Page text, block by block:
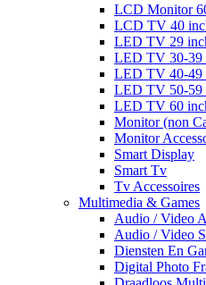
LCD Monitor
LCD TV 40
LED TV 29
LED TV 30-39
LED TV 40-49
LED TV 50-59
LED TV 60
Monitor (non
Monitor
Smart Display
Smart Tv
Tv Accessoires
Multimedia & Games
Audio / Video
Audio / Video
Diensten En
Digital Photo